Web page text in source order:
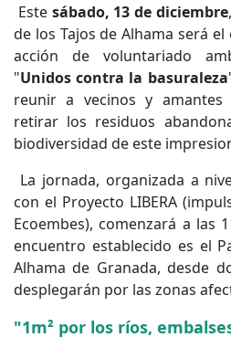
Este sábado, 13 de diciembre
de los Tajos de Alhama será
acción de voluntariado
"Unidos contra la basuraleza
reunir a vecinos y
retirar los residuos
biodiversidad de este
La jornada, organizada a
con el Proyecto LIBERA
Ecoembes), comenzará a las
encuentro establecido es el
Alhama de Granada, desde
desplegarán por las zonas
"1m² por los ríos,